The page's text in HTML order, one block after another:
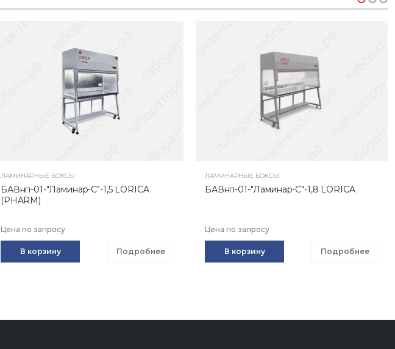
ЛАМИНАРНЫЕ БОКСЫ
БАВнп-01-"Ламинар-С"-1,5 LORICA
(PHARM)
Цена по запросу
В корзину Подробнее
ЛАМИНАРНЫЕ БОКСЫ
БАВнп-01-"Ламинар-С"-1,8 LORICA
Цена по запросу
В корзину Подробнее